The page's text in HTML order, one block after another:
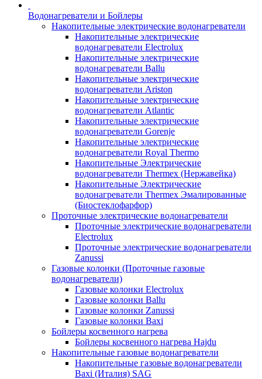
Водонагреватели и Бойлеры
Накопительные электрические водонагреватели
Накопительные электрические
водонагреватели Electrolux
Накопительные электрические
водонагреватели Ballu
Накопительные электрические
водонагреватели Ariston
Накопительные электрические
водонагреватели Atlantic
Накопительные электрические
водонагреватели Gorenje
Накопительные электрические
водонагреватели Royal Thermo
Накопительные Электрические
водонагреватели Thermex (Нержавейка)
Накопительные Электрические
водонагреватели Thermex Эмалированные
(Биостеклофарфор)
Проточные электрические водонагреватели
Проточные электрические водонагреватели
Electrolux
Проточные электрические водонагреватели
Zanussi
Газовые колонки (Проточные газовые
водонагреватели)
Газовые колонки Electrolux
Газовые колонки Ballu
Газовые колонки Zanussi
Газовые колонки Baxi
Бойлеры косвенного нагрева
Бойлеры косвенного нагрева Hajdu
Накопительные газовые водонагреватели
Накопительные газовые водонагреватели
Baxi (Италия) SAG